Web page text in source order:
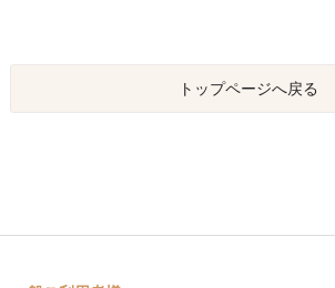
トップページへ戻る